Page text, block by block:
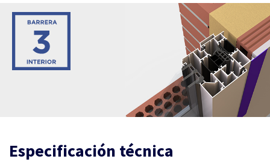
Especificación técnica